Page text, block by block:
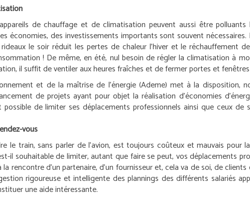
de chauffage et de climatisation peuvent aussi être
économies, des investissements importants sont souvent
le soir réduit les pertes de chaleur l’hiver et le réchauffement
! De même, en été, nul besoin de régler la climatisation à
il suffit de ventiler aux heures fraîches et de fermer portes et
et de la maîtrise de l’énergie (Ademe) met à la
de projets ayant pour objet la réalisation d’économies
de limiter ses déplacements professionnels ainsi que ceux
vous
le train, sans parler de l’avion, est toujours coûteux et mauvais pour
il souhaitable de limiter, autant que faire se peut, vos déplacements
la rencontre d’un partenaire, d’un fournisseur et, cela va de soi, de
rigoureuse et intelligente des plannings des différents salariés
une aide intéressante.